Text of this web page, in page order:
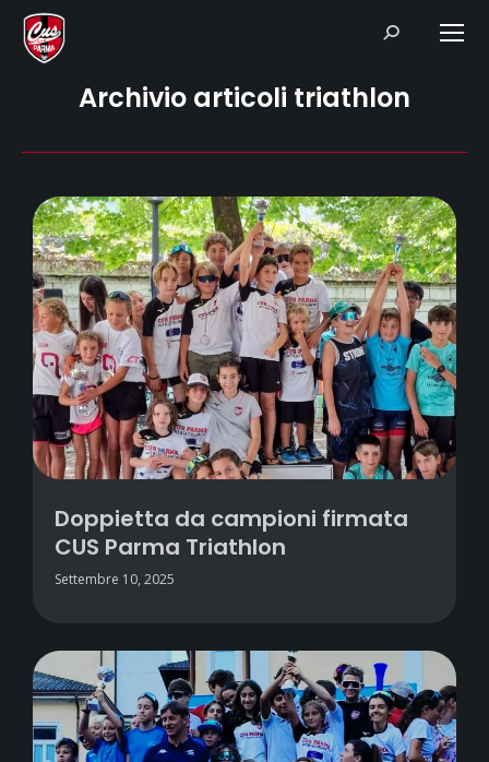
Search:
Archivio articoli triathlon
Doppietta da campioni firmata
CUS Parma Triathlon
Settembre 10, 2025